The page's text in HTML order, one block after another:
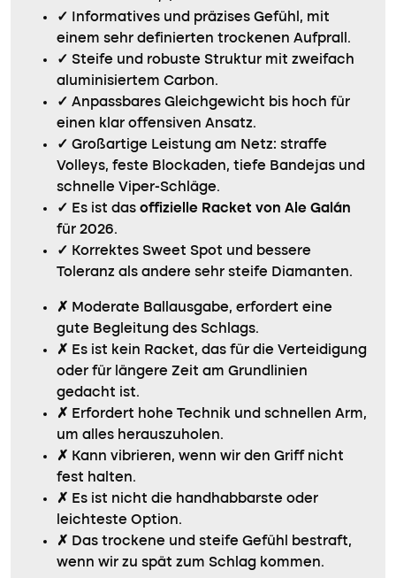
✓
Informatives und präzises Gefühl, mit
einem sehr definierten trockenen Aufprall.
✓ Steife und robuste Struktur mit zweifach
aluminisiertem Carbon.
✓ Anpassbares Gleichgewicht bis hoch für
einen klar offensiven Ansatz.
✓ Großartige Leistung am Netz: straffe
Volleys, feste Blockaden, tiefe Bandejas und
schnelle Viper-Schläge.
✓ Es ist das offizielle Racket von Ale Galán
für 2026.
✓ Korrektes Sweet Spot und bessere
Toleranz als andere sehr steife Diamanten.
✗ Moderate Ballausgabe, erfordert eine
gute Begleitung des Schlags.
✗ Es ist kein Racket, das für die Verteidigung
oder für längere Zeit am Grundlinien
gedacht ist.
✗ Erfordert hohe Technik und schnellen Arm,
um alles herauszuholen.
✗ Kann vibrieren, wenn wir den Griff nicht
fest halten.
✗ Es ist nicht die handhabbarste oder
leichteste Option.
✗ Das trockene und steife Gefühl bestraft,
wenn wir zu spät zum Schlag kommen.